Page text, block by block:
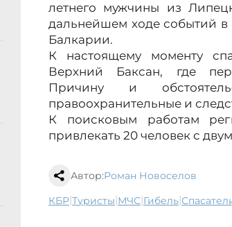
летнего мужчины из
дальнейшем ходе событий
Балкарии.
К настоящему моменту
Верхний Баксан, где
Причину и
правоохранительные и
К поисковым работам
привлекать 20 человек с
Автор:Роман Новоселов
КБР| туристы| МЧС| гибель|